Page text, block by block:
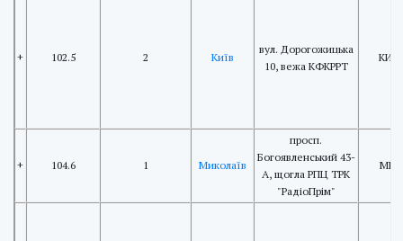
+ 102.5 2 Київ
вул. Дорогожицька
10, вежа КФКРРТ
КИЇВ
+ 104.6 1 Миколаїв
просп.
Богоявленський 43-
А, щогла РПЦ ТРК
"РадіоПрім"
МИК